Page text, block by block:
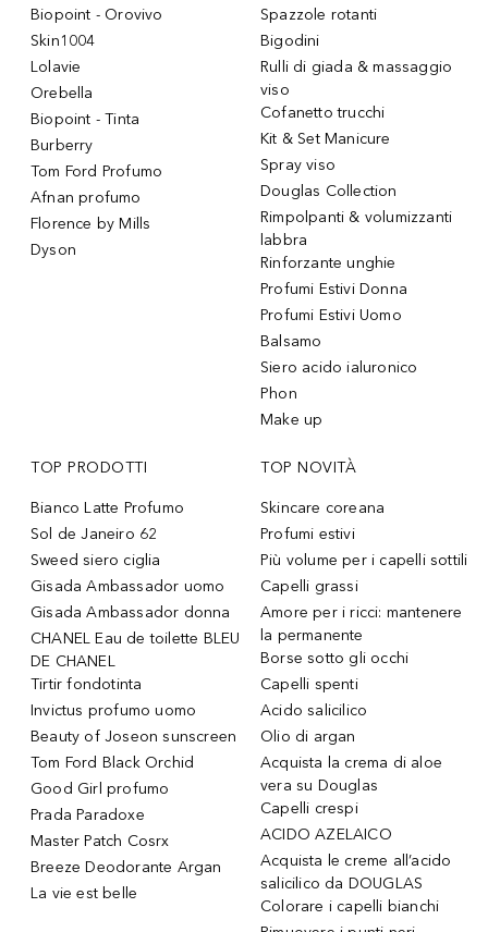
Biopoint - Orovivo
Skin1004
Lolavie
Orebella
Biopoint - Tinta
Burberry
Tom Ford Profumo
Afnan profumo
Florence by Mills
Dyson
Spazzole rotanti
Bigodini
Rulli di giada & massaggio
viso
Cofanetto trucchi
Kit & Set Manicure
Spray viso
Douglas Collection
Rimpolpanti & volumizzanti
labbra
Rinforzante unghie
Profumi Estivi Donna
Profumi Estivi Uomo
Balsamo
Siero acido ialuronico
Phon
Make up
TOP PRODOTTI
Bianco Latte Profumo
Sol de Janeiro 62
Sweed siero ciglia
Gisada Ambassador uomo
Gisada Ambassador donna
CHANEL Eau de toilette BLEU
DE CHANEL
Tirtir fondotinta
Invictus profumo uomo
Beauty of Joseon sunscreen
Tom Ford Black Orchid
Good Girl profumo
Prada Paradoxe
Master Patch Cosrx
Breeze Deodorante Argan
La vie est belle
TOP NOVITÀ
Skincare coreana
Profumi estivi
Più volume per i capelli sottili
Capelli grassi
Amore per i ricci: mantenere
la permanente
Borse sotto gli occhi
Capelli spenti
Acido salicilico
Olio di argan
Acquista la crema di aloe
vera su Douglas
Capelli crespi
ACIDO AZELAICO
Acquista le creme all’acido
salicilico da DOUGLAS
Colorare i capelli bianchi